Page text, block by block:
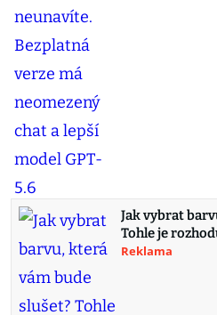
Jak vybrat
Tohle je
Reklama